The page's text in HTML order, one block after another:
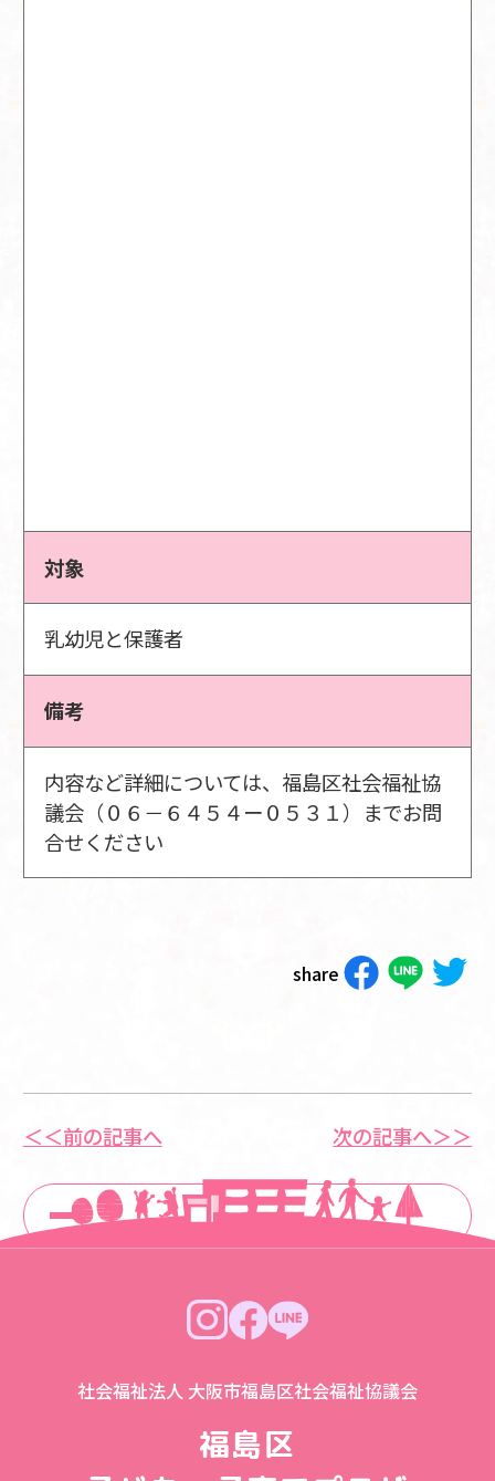
対象
乳幼児と保護者
備考
内容など詳細については、福島区社会福祉協
議会（０６－６４５４ー０５３１）までお問
合せください
share
＜＜前の記事へ
一覧に戻る
次の記事へ＞＞
社会福祉法人 大阪市福島区社会福祉協議会
福島区